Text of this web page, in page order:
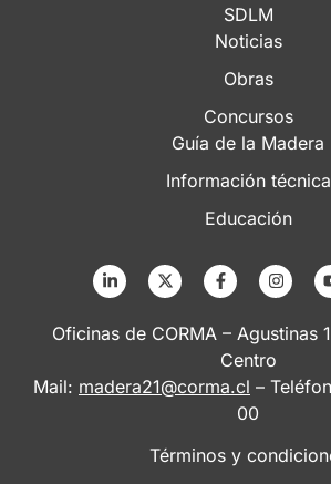
SDLM
Noticias
Obras
Concursos
Guía de la Madera
Información técnica
Educación
Oficinas de CORMA – Agustinas
Centro
Mail: madera21@corma.cl –
00
Términos y